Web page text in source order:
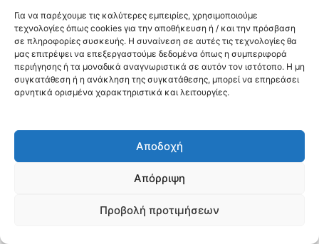
Για να παρέχουμε τις καλύτερες εμπειρίες, χρησιμοποιούμε
τεχνολογίες όπως cookies για την αποθήκευση ή / και την πρόσβαση
σε πληροφορίες συσκευής. Η συναίνεση σε αυτές τις τεχνολογίες θα
μας επιτρέψει να επεξεργαστούμε δεδομένα όπως η συμπεριφορά
περιήγησης ή τα μοναδικά αναγνωριστικά σε αυτόν τον ιστότοπο. Η μη
συγκατάθεση ή η ανάκληση της συγκατάθεσης, μπορεί να επηρεάσει
αρνητικά ορισμένα χαρακτηριστικά και λειτουργίες.
Αποδοχή
Απόρριψη
Προβολή προτιμήσεων